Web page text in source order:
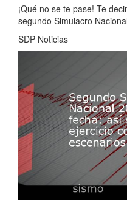
¡Qué no se te pase! Te
segundo Simulacro
SDP Noticias